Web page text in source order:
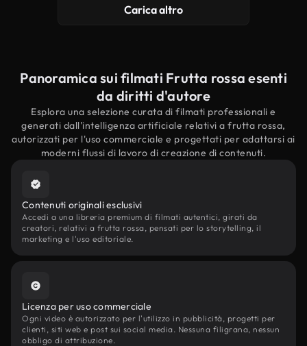
Carica altro
Panoramica sui filmati Frutta rossa esenti
da diritti d'autore
Esplora una selezione curata di filmati professionali e
generati dall'intelligenza artificiale relativi a frutta rossa,
autorizzati per l'uso commerciale e progettati per adattarsi ai
moderni flussi di lavoro di creazione di contenuti.
Contenuti originali esclusivi
Accedi a una libreria premium di filmati autentici, girati da
creatori, relativi a frutta rossa, pensati per lo storytelling, il
marketing e l'uso editoriale.
Licenza per uso commerciale
Ogni video è autorizzato per l'utilizzo in pubblicità, progetti per
clienti, siti web e post sui social media. Nessuna filigrana, nessun
obbligo di attribuzione.